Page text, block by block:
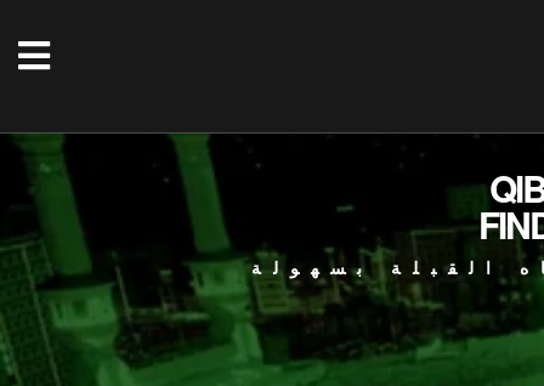
القبلة بسهولة